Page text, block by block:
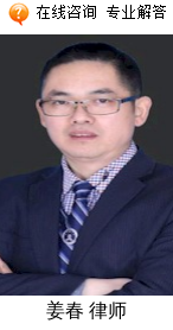
姜春 律师